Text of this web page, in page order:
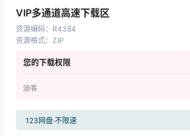
VIP多通道高速下载区
资源编码： R4384
资源格式： ZIP
您的下载权限
游客
123网盘·不限速